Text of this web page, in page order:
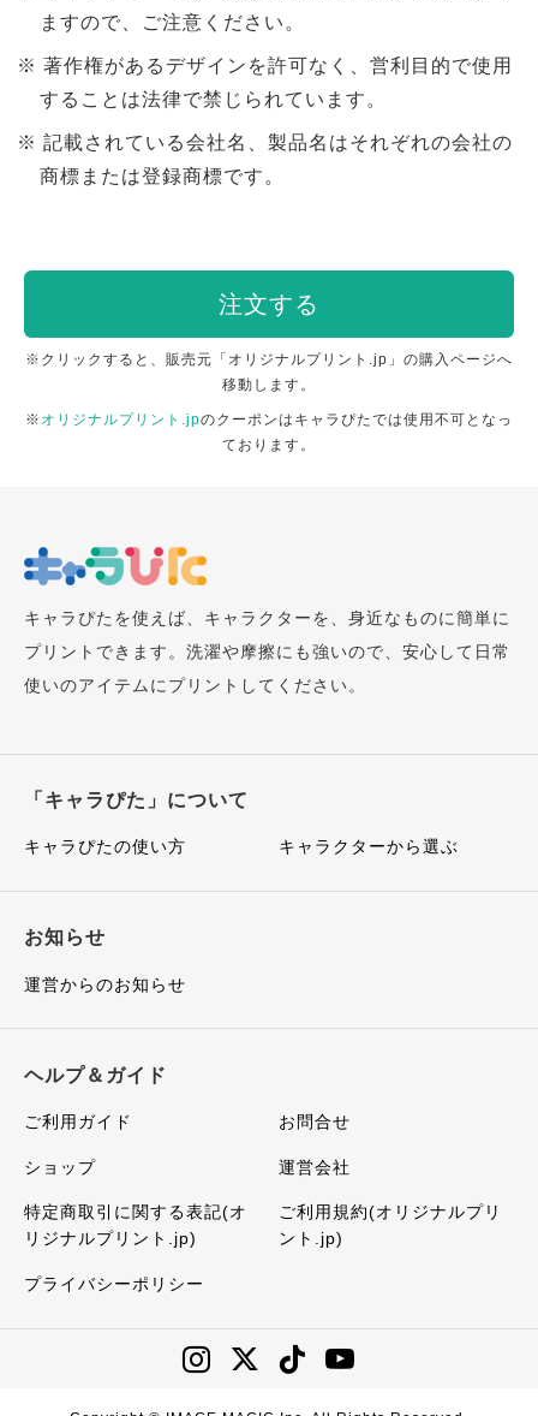
ますので、ご注意ください。
著作権があるデザインを許可なく、営利目的で使用
することは法律で禁じられています。
記載されている会社名、製品名はそれぞれの会社の
商標または登録商標です。
注文する
※クリックすると、販売元「オリジナルプリント.jp」の購入ページへ
移動します。
※ オリジナルプリント.jpのクーポンはキャラぴたでは使用不可となっ
ております。
キャラぴたを使えば、キャラクターを、身近なものに簡単に
プリントできます。洗濯や摩擦にも強いので、安心して日常
使いのアイテムにプリントしてください。
「キャラぴた」について
キャラぴたの使い方 キャラクターから選ぶ
お知らせ
運営からのお知らせ
ヘルプ＆ガイド
ご利用ガイド お問合せ
ショップ 運営会社
特定商取引に関する表記(オ
リジナルプリント.jp)
ご利用規約(オリジナルプリ
ント.jp)
プライバシーポリシー